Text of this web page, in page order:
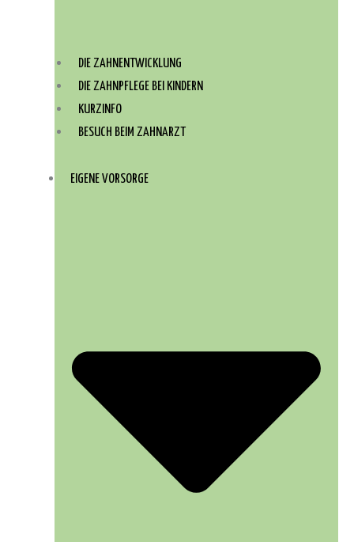
DIE ZAHNENTWICKLUNG
DIE ZAHNPFLEGE BEI KINDERN
KURZINFO
BESUCH BEIM ZAHNARZT
EIGENE VORSORGE